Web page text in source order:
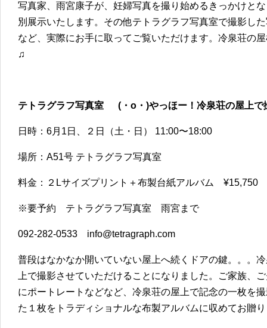
写真家、雨宮康子が、妊婦写真を撮り始めるきっかけと
別展示いたします。その他テトラグラフ写真室で撮影し
など、実際にお手に取ってご覧いただけます。冷泉荘の
♫
テトラグラフ写真室 (・o・)やっほー！冷泉荘の屋上で
日時：6月1日、２日（土・日） 11:00〜18:00
場所：A51号 テトラグラフ写真室
料金：２Lサイズプリント＋布製台紙アルバム ¥15,750
※要予約 テトラグラフ写真室 雨宮まで
092-282-0533 info@tetragraph.com
普段はなかなか開いていない屋上へ続くドアの鍵。。。
上で撮影させていただけることになりました。ご家族、
にポートレートなどなど、冷泉荘の屋上で記念の一枚を
た１枚をトラディショナルな布製アルバムに収めてお贈